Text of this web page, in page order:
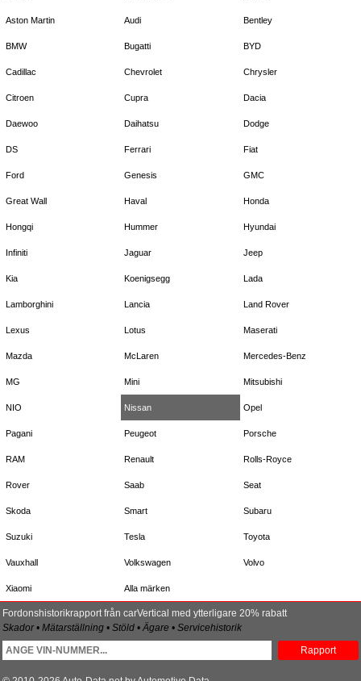
Aston Martin Audi Bentley
BMW Bugatti BYD
Cadillac Chevrolet Chrysler
Citroen Cupra Dacia
Daewoo Daihatsu Dodge
DS Ferrari Fiat
Ford Genesis GMC
Great Wall Haval Honda
Hongqi Hummer Hyundai
Infiniti Jaguar Jeep
Kia Koenigsegg Lada
Lamborghini Lancia Land Rover
Lexus Lotus Maserati
Mazda McLaren Mercedes-Benz
MG Mini Mitsubishi
NIO Nissan Opel
Pagani Peugeot Porsche
RAM Renault Rolls-Royce
Rover Saab Seat
Skoda Smart Subaru
Suzuki Tesla Toyota
Vauxhall Volkswagen Volvo
Xiaomi Alla märken
Fordonshistorikrapport från carVertical med ytterligare 20% rabatt
Skador • Mätarställning • Stöld • Ägare • Servicehistorik
Rapport